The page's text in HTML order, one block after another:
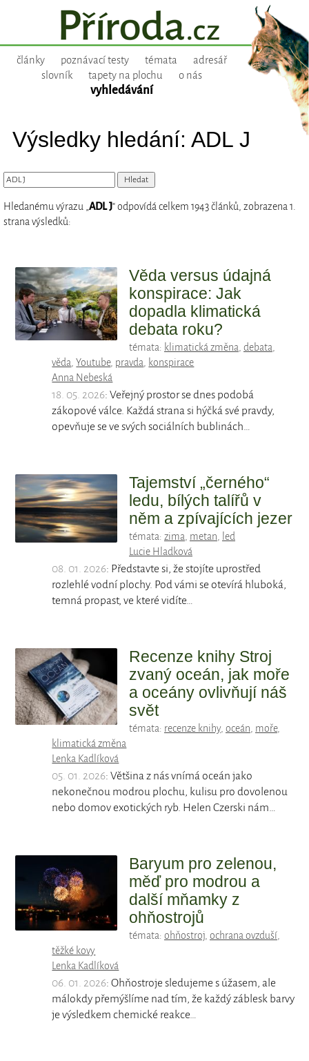
články poznávací testy témata
adresář
slovník
tapety na plochu o nás
vyhledávání
Výsledky hledání: ADL J
Hledanému výrazu „ADL J“ odpovídá celkem 1943 článků, zobrazena 1.
strana výsledků:
Věda versus údajná
konspirace: Jak
dopadla klimatická
debata roku?
témata: klimatická změna, debata,
věda,Youtube, pravda, konspirace
Anna Nebeská
18. 05. 2026: Veřejný prostor se dnes podobá
zákopové válce. Každá strana si hýčká své pravdy,
opevňuje se ve svých sociálních bublinách…
Tajemství „černého“
ledu, bílých talířů v
něm a zpívajících jezer
témata: zima, metan, led
Lucie Hladková
08. 01. 2026: Představte si, že stojíte uprostřed
rozlehlé vodní plochy. Pod vámi se otevírá hluboká,
temná propast, ve které vidíte…
Recenze knihy Stroj
zvaný oceán, jak moře
a oceány ovlivňují náš
svět
témata: recenze knihy, oceán, moře,
klimatická změna
Lenka Kadlíková
05. 01. 2026: Většina z nás vnímá oceán jako
nekonečnou modrou plochu, kulisu pro dovolenou
nebo domov exotických ryb. Helen Czerski nám…
Baryum pro zelenou,
měď pro modrou a
další mňamky z
ohňostrojů
témata: ohňostroj, ochrana ovzduší,
těžké kovy
Lenka Kadlíková
06. 01. 2026: Ohňostroje sledujeme s úžasem, ale
málokdy přemýšlíme nad tím, že každý záblesk barvy
je výsledkem chemické reakce…